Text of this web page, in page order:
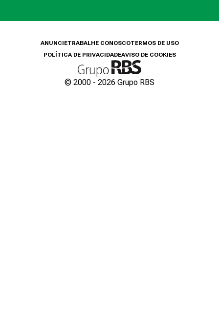
ANUNCIETRABALHE CONOSCOTERMOS DE USO
POLÍTICA DE PRIVACIDADEAVISO DE COOKIES
© 2000 - 2026 Grupo RBS